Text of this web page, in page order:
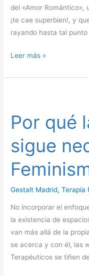
del «Amor Romántico»,
¡te cae superbien!, y
rayando hasta tal
Leer más »
Por qué
sigue
Gestalt Madrid,Terapia
No incorporar el
la existencia de
van más allá de la
se acerca y con él, las
Terapéuticos se tiñen
la
Terapia
sigue
necesitando
al